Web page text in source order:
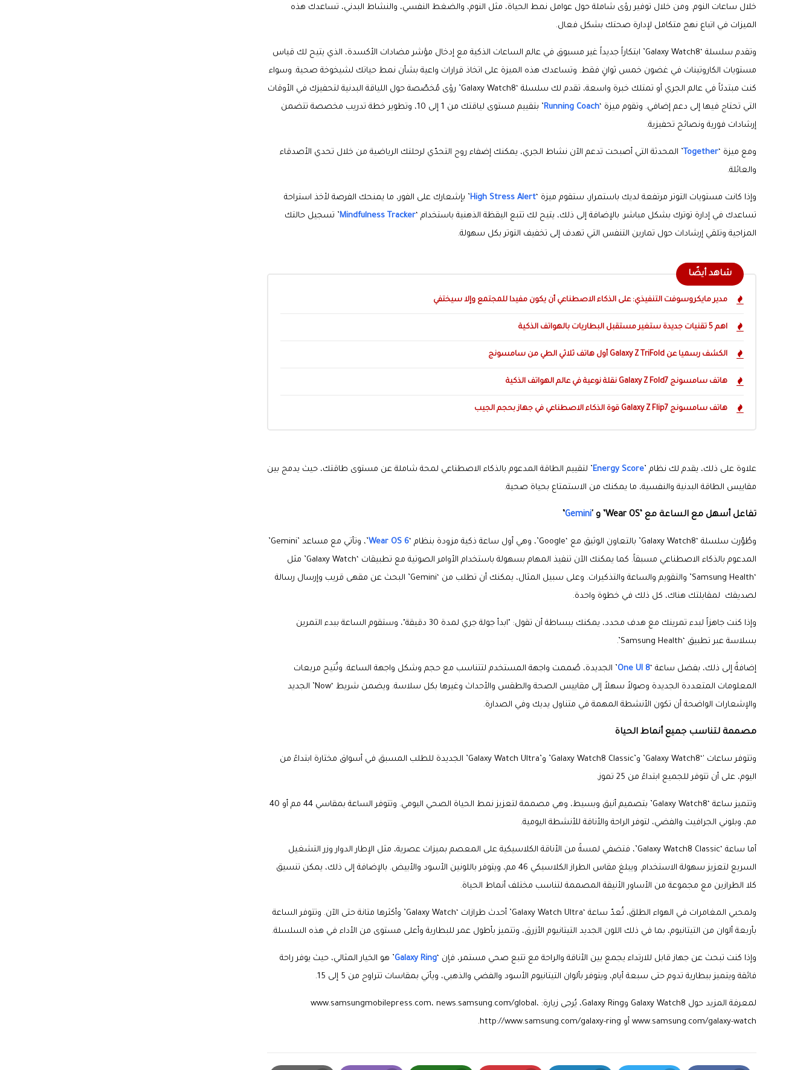
خلال ساعات النوم. ومن خلال توفير رؤى شاملة حول عوامل نمط الحياة، مثل النوم، والضغط النفسي، والنشاط البدني، تساعدك هذه
الميزات في اتباع نهج متكامل لإدارة صحتك بشكل فعال.
وتقدم سلسلة ‘Galaxy Watch8’ ابتكاراً جديداً غير مسبوق في عالم الساعات الذكية مع إدخال مؤشر مضادات الأكسدة، الذي يتيح لك قياس
مستويات الكاروتينات في غضون خمس ثوانٍ فقط. وتساعدك هذه الميزة على اتخاذ قرارات واعية بشأن نمط حياتك لشيخوخة صحية. وسواء
كنت مبتدئاً في عالم الجري أو تمتلك خبرة واسعة، تقدم لك سلسلة ‘Galaxy Watch8’ رؤى مُخصّصة حول اللياقة البدنية لتحفيزك في الأوقات
التي تحتاج فيها إلى دعم إضافي. وتقوم ميزة ‘Running Coach
’ بتقييم مستوى لياقتك من 1 إلى 10، وتطوير خطة تدريب مخصصة تتضمن
إرشادات فورية ونصائح تحفيزية.
ومع ميزة ‘Together ’ المحدثة التي أصبحت تدعم الآن نشاط الجري، يمكنك إضفاء روح التحدّي لرحلتك الرياضية من خلال تحدي الأصدقاء
والعائلة.
وإذا كانت مستويات التوتر مرتفعة لديك باستمرار، ستقوم ميزة ‘High Stress Alert’ بإشعارك على الفور، ما يمنحك الفرصة لأخذ استراحة
تساعدك في إدارة توترك بشكل مباشر. بالإضافة إلى ذلك، يتيح لك تتبع اليقظة الذهنية باستخدام ‘Mindfulness Tracker’ تسجيل حالتك
المزاجية وتلقي إرشادات حول تمارين التنفس التي تهدف إلى تخفيف التوتر بكل سهولة.
شاهد أيضًا
مدير مايكروسوفت التنفيذي: على الذكاء الاصطناعي أن يكون مفيدا للمجتمع وإلا سيختفي
اهم 5 تقنيات جديدة ستغير مستقبل البطاريات بالهواتف الذكية
الكشف رسميا عن Galaxy Z TriFold أول هاتف ثلاثي الطي من سامسونج
هاتف سامسونج Galaxy Z Fold7 نقلة نوعية في عالم الهواتف الذكية
هاتف سامسونج Galaxy Z Flip7 قوة الذكاء الاصطناعي في جهاز بحجم الجيب
علاوة على ذلك، يقدم لك نظام ’Energy Score’ لتقييم الطاقة المدعوم بالذكاء الاصطناعي لمحة شاملة عن مستوى طاقتك، حيث يدمج بين
مقاييس الطاقة البدنية والنفسية، ما يمكنك من الاستمتاع بحياة صحية.
تفاعل أسهل مع الساعة مع ‘Wear OS’ و ' Gemini
’
وطُوّرت سلسلة ‘Galaxy Watch8’ بالتعاون الوثيق مع ‘Google’، وهي أول ساعة ذكية مزودة بنظام ‘ Wear OS 6
’، وتأتي مع مساعد ’Gemini’
المدعوم بالذكاء الاصطناعي مسبقاً. كما يمكنك الآن تنفيذ المهام بسهولة باستخدام الأوامر الصوتية مع تطبيقات ‘Galaxy Watch’ مثل
‘Samsung Health’ والتقويم والساعة والتذكيرات. وعلى سبيل المثال، يمكنك أن تطلب من ‘Gemini’ البحث عن مقهى قريب وإرسال رسالة
لصديقك لمقابلتك هناك، كل ذلك في خطوة واحدة.
وإذا كنت جاهزاً لبدء تمرينك مع هدف محدد، يمكنك ببساطة أن تقول: "ابدأ جولة جري لمدة 30 دقيقة"، وستقوم الساعة ببدء التمرين
بسلاسة عبر تطبيق ‘Samsung Health’.
إضافةً إلى ذلك، بفضل ساعة ‘One UI 8’ الجديدة، صُممت واجهة المستخدم لتتناسب مع حجم وشكل واجهة الساعة. وتُتيح مربعات
المعلومات المتعددة الجديدة وصولاً سهلاً إلى مقاييس الصحة والطقس والأحداث وغيرها بكل سلاسة. ويضمن شريط ‘Now’ الجديد
والإشعارات الواضحة أن تكون الأنشطة المهمة في متناول يديك وفي الصدارة.
مصممة لتناسب جميع أنماط الحياة
وتتوفر ساعات '‘Galaxy Watch8’ و’Galaxy Watch8 Classic’ و’Galaxy Watch Ultra’ الجديدة للطلب المسبق في أسواق مختارة ابتداءً من
اليوم، على أن تتوفر للجميع ابتداءً من 25 تموز.
وتتميز ساعة ‘Galaxy Watch8’ بتصميم أنيق وبسيط، وهي مصممة لتعزيز نمط الحياة الصحي اليومي. وتتوفر الساعة بمقاسي 44 مم أو 40
مم، وبلوني الجرافيت والفضي، لتوفر الراحة والأناقة للأنشطة اليومية.
أما ساعة ‘Galaxy Watch8 Classic’، فتضفي لمسةً من الأناقة الكلاسيكية على المعصم بميزات عصرية، مثل الإطار الدوار وزر التشغيل
السريع لتعزيز سهولة الاستخدام. ويبلغ مقاس الطراز الكلاسيكي 46 مم، ويتوفر باللونين الأسود والأبيض. بالإضافة إلى ذلك، يمكن تنسيق
كلا الطرازين مع مجموعة من الأساور الأنيقة المصممة لتناسب مختلف أنماط الحياة.
ولمحبي المغامرات في الهواء الطلق، تُعدّ ساعة ‘Galaxy Watch Ultra’ أحدث طرازات ‘Galaxy Watch’ وأكثرها متانة حتى الآن. وتتوفر الساعة
بأربعة ألوان من التيتانيوم، بما في ذلك اللون الجديد التيتانيوم الأزرق، وتتميز بأطول عمر للبطارية وأعلى مستوى من الأداء في هذه السلسلة.
وإذا كنت تبحث عن جهاز قابل للارتداء يجمع بين الأناقة والراحة مع تتبع صحي مستمر، فإن ‘Galaxy Ring’ هو الخيار المثالي، حيث يوفر راحة
فائقة ويتميز ببطارية تدوم حتى سبعة أيام، ويتوفر بألوان التيتانيوم الأسود والفضي والذهبي، ويأتي بمقاسات تتراوح من 5 إلى 15.
لمعرفة المزيد حول Galaxy Watch8 وGalaxy Ring، يُرجى زيارة: www.samsungmobilepress.com، news.samsung.com/global،
www.samsung.com/galaxy-watch أو http://www.samsung.com/galaxy-ring.